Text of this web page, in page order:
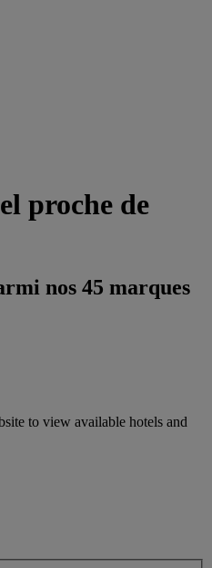
proche de
nos 45 marques
to view available hotels and